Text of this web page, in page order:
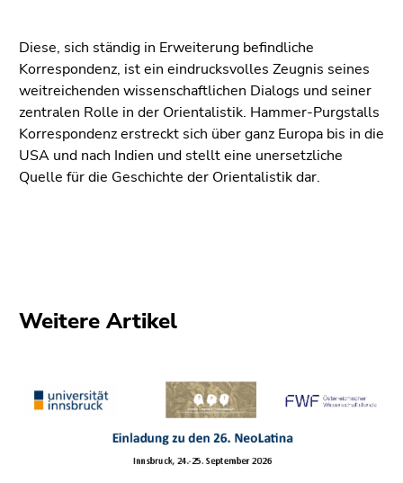
(Zugriffstaste
8)
Zur
Suche
(Zugriffstaste
9)
Diese, sich ständig in Erweiterung befindliche
Korrespondenz, ist ein eindrucksvolles Zeugnis seines
weitreichenden wissenschaftlichen Dialogs und seiner
zentralen Rolle in der Orientalistik. Hammer-Purgstalls
Korrespondenz erstreckt sich über ganz Europa bis in die
USA und nach Indien und stellt eine unersetzliche
Quelle für die Geschichte der Orientalistik dar.
Weitere Artikel